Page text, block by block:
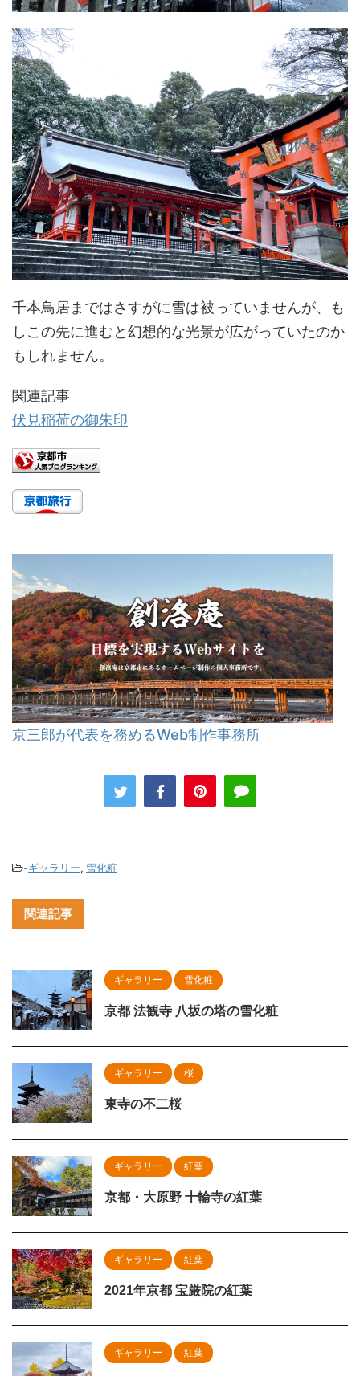
千本鳥居まではさすがに雪は被っていませんが、も
しこの先に進むと幻想的な光景が広がっていたのか
もしれません。
関連記事
伏見稲荷の御朱印
京三郎が代表を務めるWeb制作事務所
-ギャラリー, 雪化粧
関連記事
ギャラリー 雪化粧
京都 法観寺 八坂の塔の雪化粧
ギャラリー 桜
東寺の不二桜
ギャラリー 紅葉
京都・大原野 十輪寺の紅葉
ギャラリー 紅葉
2021年京都 宝厳院の紅葉
ギャラリー 紅葉